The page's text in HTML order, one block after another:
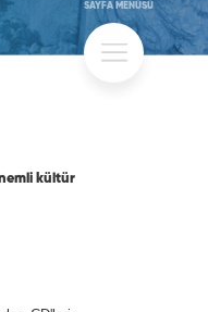
SAYFA MENÜSÜ
kültür